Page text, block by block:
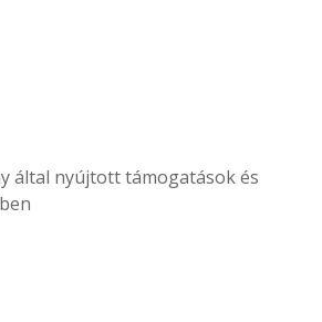
által nyújtott támogatások és